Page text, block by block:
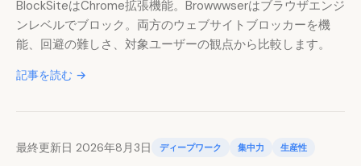
BlockSiteはChrome拡張機能。Browwwserはブラウザエンジ
ンレベルでブロック。両方のウェブサイトブロッカーを機
能、回避の難しさ、対象ユーザーの観点から比較します。
記事を読む →
最終更新日 2026年8月3日 ディープワーク 集中力 生産性